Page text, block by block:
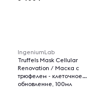
IngeniumLab
Truffels Mask Cellular
Renovation / Маска с
трюфелем - клеточное
обновление, 100мл